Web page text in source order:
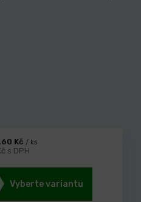
Kč / ks
s DPH
Vyberte variantu